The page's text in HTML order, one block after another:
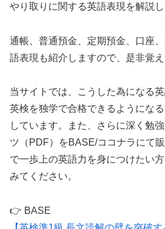
やり取りに関する英語表現を解説し
通帳、普通預金、定期預金、口座
語表現も紹介しますので、是非覚え
当サイトでは、こうした為になる
英検を独学で合格できるようにな
しています。また、さらに深く勉
ツ（PDF）をBASE/ココナラにて
で一歩上の英語力を身につけたい
みてください。
👉 BASE